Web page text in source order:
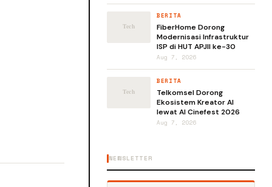
BERITA
FiberHome Dorong
Modernisasi Infrastruktur
ISP di HUT APJII ke-30
Aug 7, 2026
BERITA
Telkomsel Dorong
Ekosistem Kreator AI
lewat AI Cinefest 2026
Aug 7, 2026
NEWSLETTER